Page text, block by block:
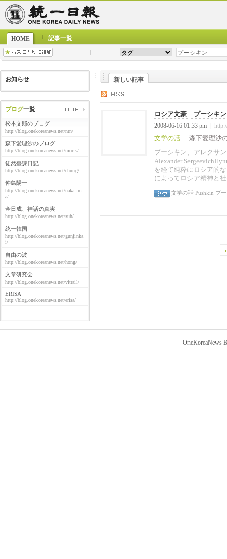
HOME 記事一覧
お知らせ
ブログ一覧
松本文郎のブログ
http://blog.onekoreanews.net/nrn/
森下愛理沙のブログ
http://blog.onekoreanews.net/moris/
徒然臺諫日記
http://blog.onekoreanews.net/chung/
仲島陽一
http://blog.onekoreanews.net/nakajim
a/
金日成、神話の真実
http://blog.onekoreanews.net/suh/
統一韓国
http://blog.onekoreanews.net/gunjinka
i/
自由の波
http://blog.onekoreanews.net/hong/
文章研究会
http://blog.onekoreanews.net/vitrail/
ERISA
http://blog.onekoreanews.net/erisa/
新しい記事
ロシア文豪 プーシキン
2008-06-16 01:33 pm
文学の話 -
森下愛理沙
プーシキン、アレクサ
Alexander
を経て純粋にロシア的
によってロシア精神と
文学の話 Pushkin プ
OneKoreaNews